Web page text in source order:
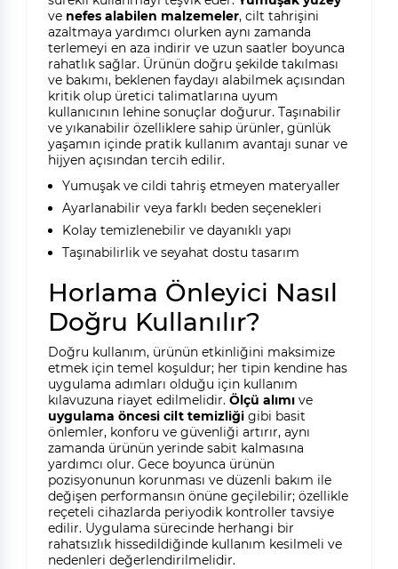
ve nefes alabilen malzemeler, cilt tahrişini
azaltmaya yardımcı olurken aynı zamanda
terlemeyi en aza indirir ve uzun saatler boyunca
rahatlık sağlar. Ürünün doğru şekilde takılması
ve bakımı, beklenen faydayı alabilmek açısından
kritik olup üretici talimatlarına uyum
kullanıcının lehine sonuçlar doğurur. Taşınabilir
ve yıkanabilir özelliklere sahip ürünler, günlük
yaşamın içinde pratik kullanım avantajı sunar ve
hijyen açısından tercih edilir.
Yumuşak ve cildi tahriş etmeyen materyaller
Ayarlanabilir veya farklı beden seçenekleri
Kolay temizlenebilir ve dayanıklı yapı
Taşınabilirlik ve seyahat dostu tasarım
Horlama Önleyici Nasıl
Doğru Kullanılır?
Doğru kullanım, ürünün etkinliğini maksimize
etmek için temel koşuldur; her tipin kendine has
uygulama adımları olduğu için kullanım
kılavuzuna riayet edilmelidir. Ölçü alımıve
uygulama öncesi cilt temizliğigibi basit
önlemler, konforu ve güvenliği artırır, aynı
zamanda ürünün yerinde sabit kalmasına
yardımcı olur. Gece boyunca ürünün
pozisyonunun korunması ve düzenli bakım ile
değişen performansın önüne geçilebilir; özellikle
reçeteli cihazlarda periyodik kontroller tavsiye
edilir. Uygulama sürecinde herhangi bir
rahatsızlık hissedildiğinde kullanım kesilmeli ve
nedenleri değerlendirilmelidir.